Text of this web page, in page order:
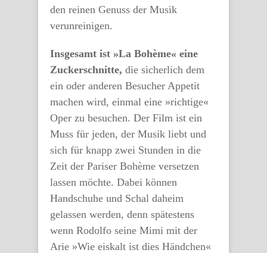
den reinen Genuss der Musik
verunreinigen.
Insgesamt ist »La Bohème« eine
Zuckerschnitte, die sicherlich dem
ein oder anderen Besucher Appetit
machen wird, einmal eine »richtige«
Oper zu besuchen. Der Film ist ein
Muss für jeden, der Musik liebt und
sich für knapp zwei Stunden in die
Zeit der Pariser Bohème versetzen
lassen möchte. Dabei können
Handschuhe und Schal daheim
gelassen werden, denn spätestens
wenn Rodolfo seine Mimi mit der
Arie »Wie eiskalt ist dies Händchen«